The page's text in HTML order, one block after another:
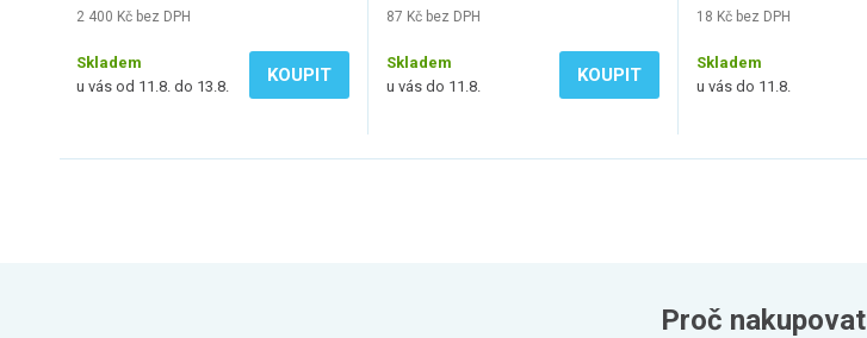
2 400 Kč bez DPH
Skladem
u vás od 11.8. do 13.8.
KOUPIT
87 Kč bez DPH
Skladem
u vás do 11.8.
KOUPIT
18 Kč bez DPH
Skladem
u vás do 11.8.
Proč